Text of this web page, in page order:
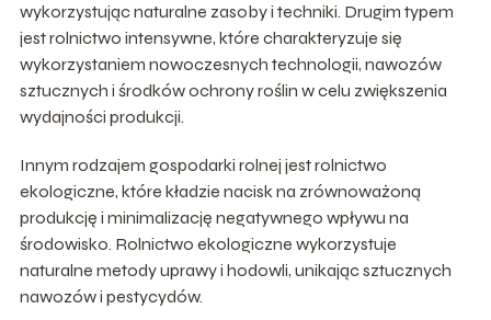
wykorzystując naturalne zasoby i techniki. Drugim typem
jest rolnictwo intensywne, które charakteryzuje się
wykorzystaniem nowoczesnych technologii, nawozów
sztucznych i środków ochrony roślin w celu zwiększenia
wydajności produkcji.
Innym rodzajem gospodarki rolnej jest rolnictwo
ekologiczne, które kładzie nacisk na zrównoważoną
produkcję i minimalizację negatywnego wpływu na
środowisko. Rolnictwo ekologiczne wykorzystuje
naturalne metody uprawy i hodowli, unikając sztucznych
nawozów i pestycydów.